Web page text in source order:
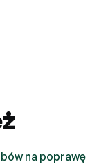
na poprawę